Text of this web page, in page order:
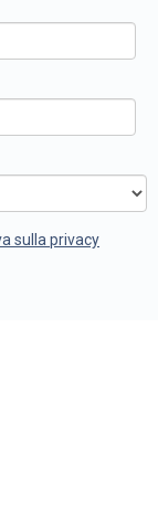
sulla privacy